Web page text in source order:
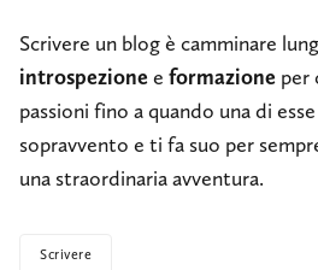
Scrivere un blog è camminare
introspezionee formazione per
passioni fino a quando una di
sopravvento e ti fa suo per
una straordinaria avventura.
Scrivere